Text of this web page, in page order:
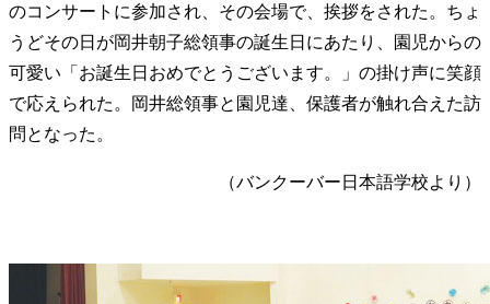
のコンサートに参加され、その会場で、挨拶をされた。ちょ
うどその日が岡井朝子総領事の誕生日にあたり、園児からの
可愛い「お誕生日おめでとうございます。」の掛け声に笑顔
で応えられた。岡井総領事と園児達、保護者が触れ合えた訪
問となった。
（バンクーバー日本語学校より）